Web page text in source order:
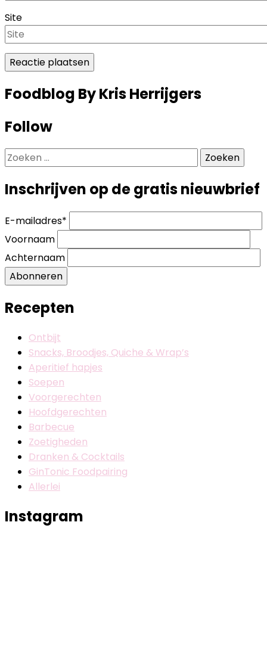
Site
Foodblog By Kris Herrijgers
Follow
Zoeken
naar:
Inschrijven op de gratis nieuwbrief
E-mailadres*
Voornaam
Achternaam
Abonneren
Recepten
Ontbijt
Snacks, Broodjes, Quiche & Wrap’s
Aperitief hapjes
Soepen
Voorgerechten
Hoofdgerechten
Barbecue
Zoetigheden
Dranken & Cocktails
GinTonic Foodpairing
Allerlei
Instagram